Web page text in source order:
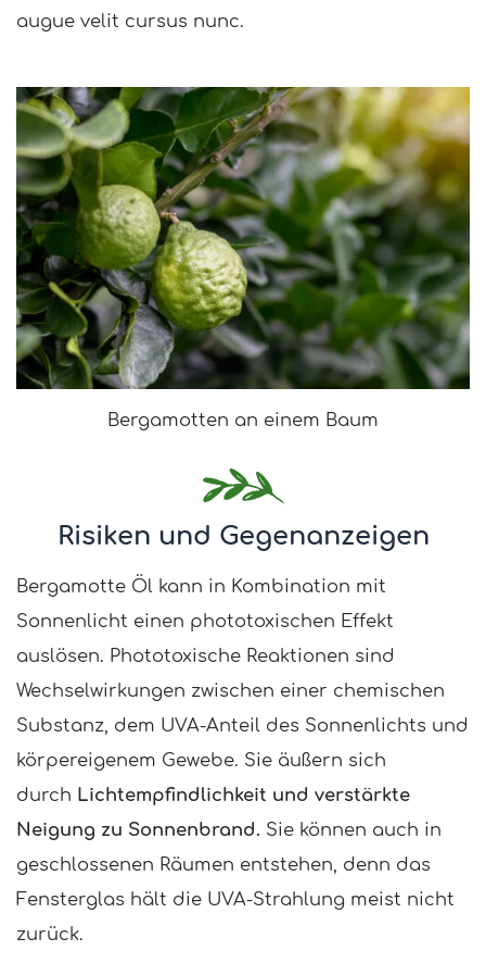
augue velit cursus nunc.
Bergamotten an einem Baum
Risiken und Gegenanzeigen
Bergamotte Öl kann in Kombination mit
Sonnenlicht einen phototoxischen Effekt
auslösen. Phototoxische Reaktionen sind
Wechselwirkungen zwischen einer chemischen
Substanz, dem UVA-Anteil des Sonnenlichts und
körpereigenem Gewebe. Sie äußern sich
durch Lichtempfindlichkeit und verstärkte
Neigung zu Sonnenbrand. Sie können auch in
geschlossenen Räumen entstehen, denn das
Fensterglas hält die UVA-Strahlung meist nicht
zurück.